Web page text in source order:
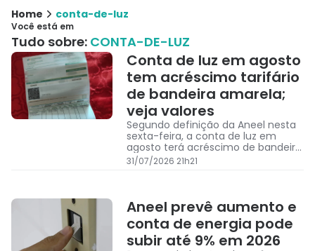
Home conta-de-luz
Você está em
Tudo sobre: CONTA-DE-LUZ
Conta de luz em agosto
tem acréscimo tarifário
de bandeira amarela;
veja valores
Segundo definição da Aneel nesta
sexta-feira, a conta de luz em
agosto terá acréscimo de bandeira
amarela; veja os valores cobrados
31/07/2026 21h21
Aneel prevê aumento e
conta de energia pode
subir até 9% em 2026